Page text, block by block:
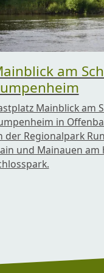
am
Mainblick am
in
der Regionalpark
und Mainauen am